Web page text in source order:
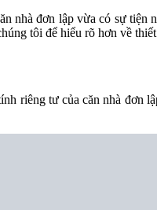
nhà đơn lập vừa có sự tiện
tôi để hiểu rõ hơn về
riêng tư của căn nhà đơn